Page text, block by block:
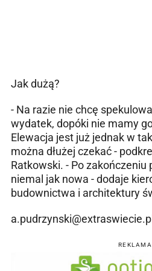
Jak dużą?
- Na razie nie chcę
wydatek, dopóki nie mamy
Elewacja jest już jednak w
można dłużej czekać -
Ratkowski. - Po zakończeniu
niemal jak nowa - dodaje
budownictwa i architektury
a.pudrzynski@extraswiecie.pl
REKLAMA